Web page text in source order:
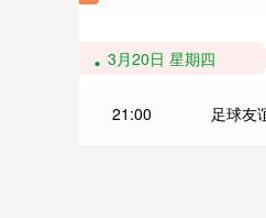
3月20日 星期四
21:00 足球友